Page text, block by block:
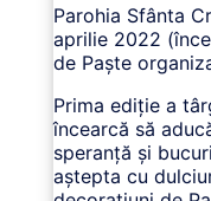
Parohia Sfânta
aprilie 2022
de Paște
Prima ediție a
încearcă să
speranță și
aștepta cu